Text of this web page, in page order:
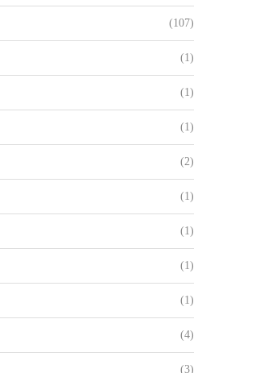
(107)
(1)
(1)
(1)
(2)
(1)
(1)
(1)
(1)
(4)
(3)